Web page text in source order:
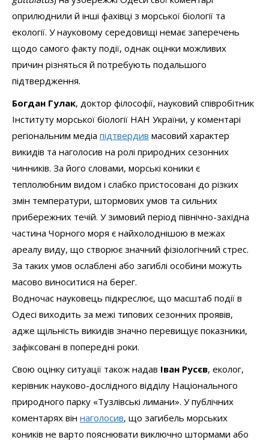
оприлюднили й інші фахівці з морської біології та
екології. У науковому середовищі немає заперечень
щодо самого факту події, однак оцінки можливих
причин різняться й потребують подальшого
підтвердження.
Богдан Гулак, доктор філософії, науковий співробітник
Інституту морської біології НАН України, у коментарі
регіональним медіа підтвердив масовий характер
викидів та наголосив на ролі природних сезонних
чинників. За його словами, морські коники є
теплолюбним видом і слабко пристосовані до різких
змін температури, штормових умов та сильних
прибережних течій. У зимовий період північно-західна
частина Чорного моря є найхолоднішою в межах
ареалу виду, що створює значний фізіологічний стрес.
За таких умов ослаблені або загиблі особини можуть
масово виноситися на берег.
Водночас науковець підкреслює, що масштаб події в
Одесі виходить за межі типових сезонних проявів,
адже щільність викидів значно перевищує показники,
зафіксовані в попередні роки.
Свою оцінку ситуації також надав Іван Русєв, еколог,
керівник науково-дослідного відділу Національного
природного парку «Тузлівські лимани». У публічних
коментарях він наголосив, що загибель морських
коників не варто пояснювати виключно штормами або